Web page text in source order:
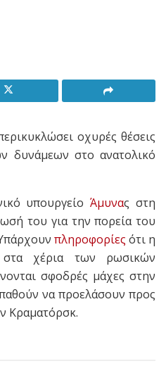
οχυρές θέσεις
δυνάμεων στο ανατολικό
υπουργείοΆμυνας στη
του για την πορεία του
πληροφορίες ότι η
χέρια των ρωσικών
σφοδρές μάχες στην
να προελάσουν προς
Κραματόρσκ.